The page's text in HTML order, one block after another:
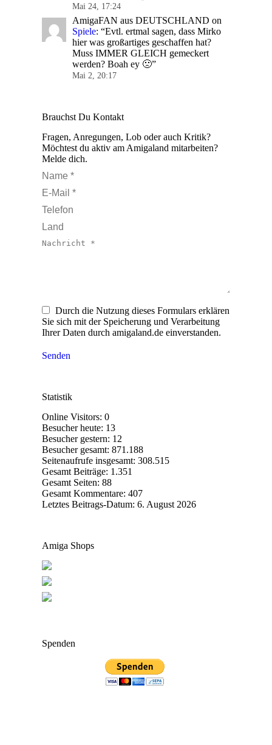
Mai 24, 17:24
AmigaFAN aus DEUTSCHLAND on
Spiele: “Evtl. ertmal sagen, dass Mirko
hier was großartiges geschaffen hat?
Muss IMMER GLEICH gemeckert
werden? Boah ey 🙁”
Mai 2, 20:17
Brauchst Du Kontakt
Fragen, Anregungen, Lob oder auch Kritik?
Möchtest du aktiv am Amigaland mitarbeiten?
Melde dich.
Name *
E-Mail *
Telefon
Land
Nachricht *
Durch die Nutzung dieses Formulars erklären
Sie sich mit der Speicherung und Verarbeitung
Ihrer Daten durch amigaland.de einverstanden.
Senden
Statistik
Online Visitors: 0
Besucher heute: 13
Besucher gestern: 12
Besucher gesamt: 871.188
Seitenaufrufe insgesamt: 308.515
Gesamt Beiträge: 1.351
Gesamt Seiten: 88
Gesamt Kommentare: 407
Letztes Beitrags-Datum: 6. August 2026
Amiga Shops
Spenden